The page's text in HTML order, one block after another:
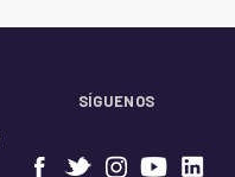
SÍGUENOS